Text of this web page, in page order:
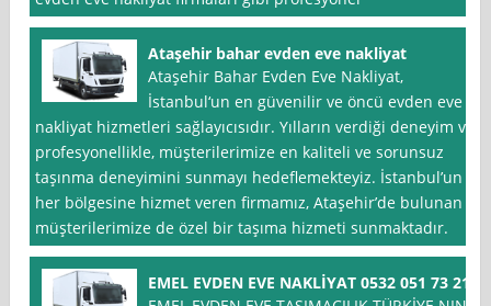
Ataşehir bahar evden eve nakliyat
Ataşehir Bahar Evden Eve Nakliyat,
İstanbul‘un en güvenilir ve öncü evden eve
nakliyat hizmetleri sağlayıcısıdır. Yılların verdiği deneyim ve
profesyonellikle, müşterilerimize en kaliteli ve sorunsuz
taşınma deneyimini sunmayı hedeflemekteyiz. İstanbul’un
her bölgesine hizmet veren firmamız, Ataşehir’de bulunan
müşterilerimize de özel bir taşıma hizmeti sunmaktadır.
EMEL EVDEN EVE NAKLİYAT 0532 051 73 21